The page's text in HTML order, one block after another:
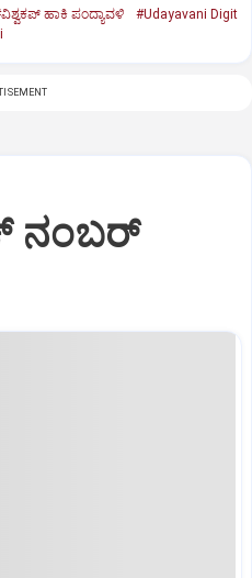
ಹಾಕಿ ಪಂದ್ಯಾವಳಿ
#Udayavani Digit
ನಂಬರ್‌